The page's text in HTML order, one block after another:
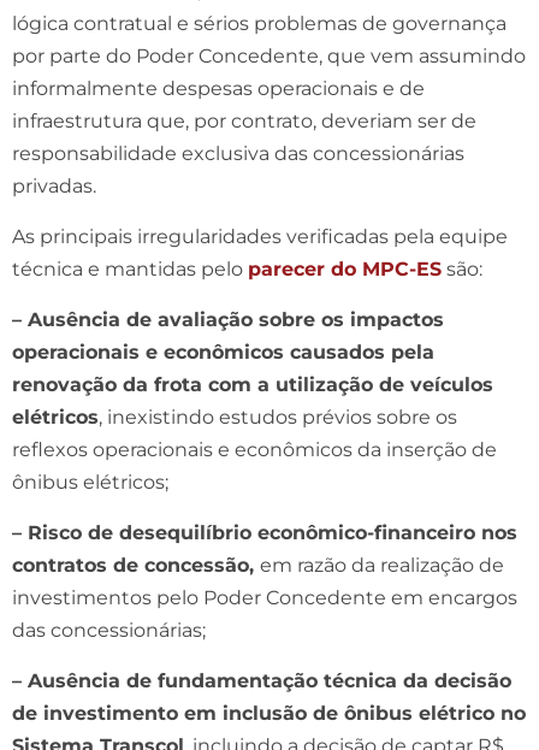
lógica contratual e sérios problemas de governança
por parte do Poder Concedente, que vem assumindo
informalmente despesas operacionais e de
infraestrutura que, por contrato, deveriam ser de
responsabilidade exclusiva das concessionárias
privadas.
As principais irregularidades verificadas pela equipe
técnica e mantidas pelo parecer do MPC-ES são:
– Ausência de avaliação sobre os impactos
operacionais e econômicos causados pela
renovação da frota com a utilização de veículos
elétricos, inexistindo estudos prévios sobre os
reflexos operacionais e econômicos da inserção de
ônibus elétricos;
– Risco de desequilíbrio econômico-financeiro nos
contratos de concessão, em razão da realização de
investimentos pelo Poder Concedente em encargos
das concessionárias;
– Ausência de fundamentação técnica da decisão
de investimento em inclusão de ônibus elétrico no
Sistema Transcol , incluindo a decisão de captar R$